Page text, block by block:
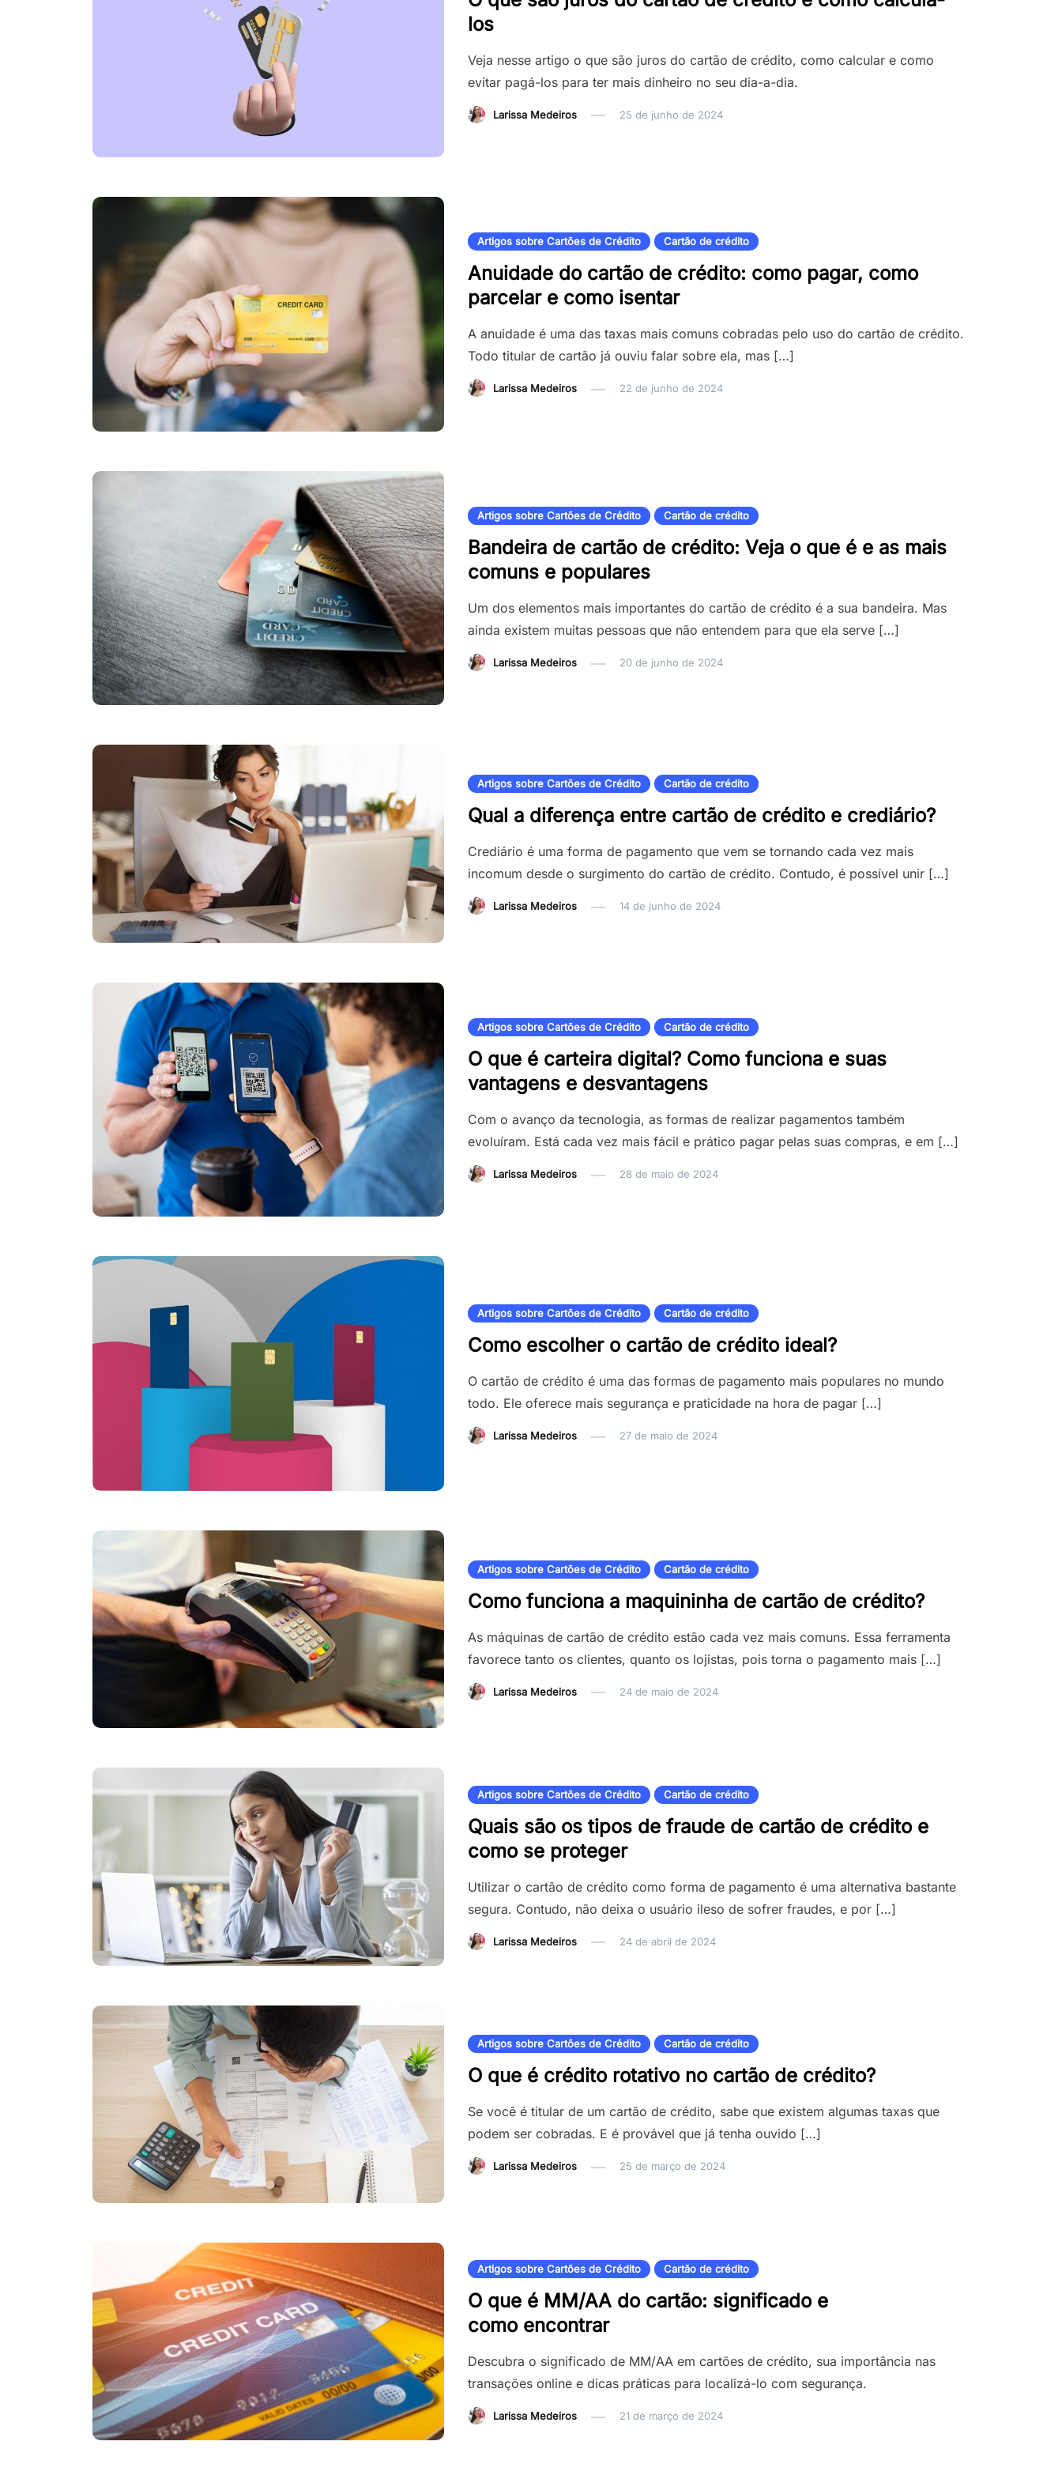
los
Veja nesse artigo o que são juros do cartão de crédito, como calcular e como
evitar pagá-los para ter mais dinheiro no seu dia-a-dia.
Larissa Medeiros 25 de junho de 2024
Artigos sobre Cartões de Crédito Cartão de crédito
Anuidade do cartão de crédito: como pagar, como
parcelar e como isentar
A anuidade é uma das taxas mais comuns cobradas pelo uso do cartão de crédito.
Todo titular de cartão já ouviu falar sobre ela, mas […]
Larissa Medeiros 22 de junho de 2024
Artigos sobre Cartões de Crédito Cartão de crédito
Bandeira de cartão de crédito: Veja o que é e as mais
comuns e populares
Um dos elementos mais importantes do cartão de crédito é a sua bandeira. Mas
ainda existem muitas pessoas que não entendem para que ela serve […]
Larissa Medeiros 20 de junho de 2024
Artigos sobre Cartões de Crédito Cartão de crédito
Qual a diferença entre cartão de crédito e crediário?
Crediário é uma forma de pagamento que vem se tornando cada vez mais
incomum desde o surgimento do cartão de crédito. Contudo, é possível unir […]
Larissa Medeiros 14 de junho de 2024
Artigos sobre Cartões de Crédito Cartão de crédito
O que é carteira digital? Como funciona e suas
vantagens e desvantagens
Com o avanço da tecnologia, as formas de realizar pagamentos também
evoluíram. Está cada vez mais fácil e prático pagar pelas suas compras, e em […]
Larissa Medeiros 28 de maio de 2024
Artigos sobre Cartões de Crédito Cartão de crédito
Como escolher o cartão de crédito ideal?
O cartão de crédito é uma das formas de pagamento mais populares no mundo
todo. Ele oferece mais segurança e praticidade na hora de pagar […]
Larissa Medeiros 27 de maio de 2024
Artigos sobre Cartões de Crédito Cartão de crédito
Como funciona a maquininha de cartão de crédito?
As máquinas de cartão de crédito estão cada vez mais comuns. Essa ferramenta
favorece tanto os clientes, quanto os lojistas, pois torna o pagamento mais […]
Larissa Medeiros 24 de maio de 2024
Artigos sobre Cartões de Crédito Cartão de crédito
Quais são os tipos de fraude de cartão de crédito e
como se proteger
Utilizar o cartão de crédito como forma de pagamento é uma alternativa bastante
segura. Contudo, não deixa o usuário ileso de sofrer fraudes, e por […]
Larissa Medeiros 24 de abril de 2024
Artigos sobre Cartões de Crédito Cartão de crédito
O que é crédito rotativo no cartão de crédito?
Se você é titular de um cartão de crédito, sabe que existem algumas taxas que
podem ser cobradas. E é provável que já tenha ouvido […]
Larissa Medeiros 25 de março de 2024
Artigos sobre Cartões de Crédito Cartão de crédito
O que é MM/AA do cartão: significado e
como encontrar
Descubra o significado de MM/AA em cartões de crédito, sua importância nas
transações online e dicas práticas para localizá-lo com segurança.
Larissa Medeiros 21 de março de 2024